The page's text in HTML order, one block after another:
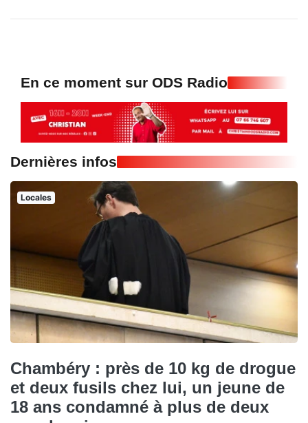
En ce moment sur ODS Radio
Dernières infos
Locales
Chambéry : près de 10 kg de drogue
et deux fusils chez lui, un jeune de
18 ans condamné à plus de deux